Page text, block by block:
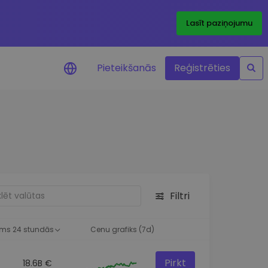
Lasīt paziņojumu
Pieteikšanās Reģistrēties
Filtri
24 stundās Cenu grafiks (7d)
18.6B € Pirkt